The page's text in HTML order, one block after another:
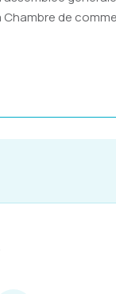
Chambre de